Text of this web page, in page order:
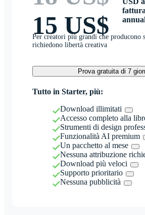
15 US$
Per creatori più grandi che producono
richiedono libertà creativa
Prova gratuita di 7
Tutto in Starter, più:
Download illimitati
Accesso completo alla
Strumenti di design
Funzionalità AI premium
Un pacchetto al mese
Nessuna attribuzione
Download più veloci
Supporto prioritario
Nessuna pubblicità